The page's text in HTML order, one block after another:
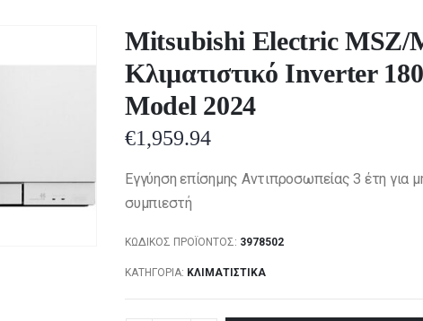
Mitsubishi Electric MSZ/
Κλιματιστικό Inverter
Model 2024
€1,959.94
Eγγύηση επίσημης Αντιπροσωπείας 3 έτη για
συμπιεστή
ΚΩΔΙΚΌΣ ΠΡΟΪΌΝΤΟΣ: 3978502
ΚΑΤΗΓΟΡΊΑ: ΚΛΙΜΑΤΙΣΤΙΚΆ